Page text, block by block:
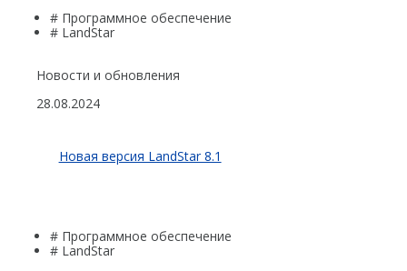
# Программное обеспечение
# LandStar
Новости и обновления
28.08.2024
Новая версия LandStar 8.1
# Программное обеспечение
# LandStar